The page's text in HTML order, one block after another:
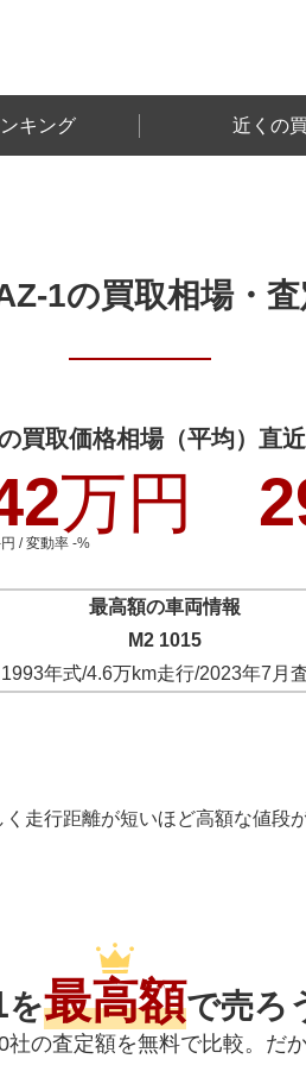
キング 近くの
1の買取相場・
買取価格相場（平均）
万円
/ 変動率 -%
直
最高額の車両情報
M2 1015
1993年式/4.6万km走行/2023年7月
走行距離が短いほど高額な値段
を最高額で売ろ
の査定額を無料で比較。だ